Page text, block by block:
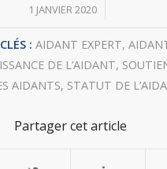
1 JANVIER 2020
/
: AIDANT EXPERT,
DE L’AIDANT,
AIDANTS, STATUT DE
Partager cet article